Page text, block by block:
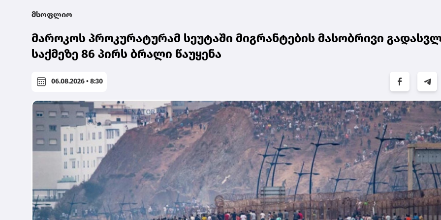
მსოფლიო
მაროკოს პროკურატურამ სეუტაში მიგრანტების მასობრივი
საქმეზე 86 პირს ბრალი წაუყენა
06.08.2026 • 8:30